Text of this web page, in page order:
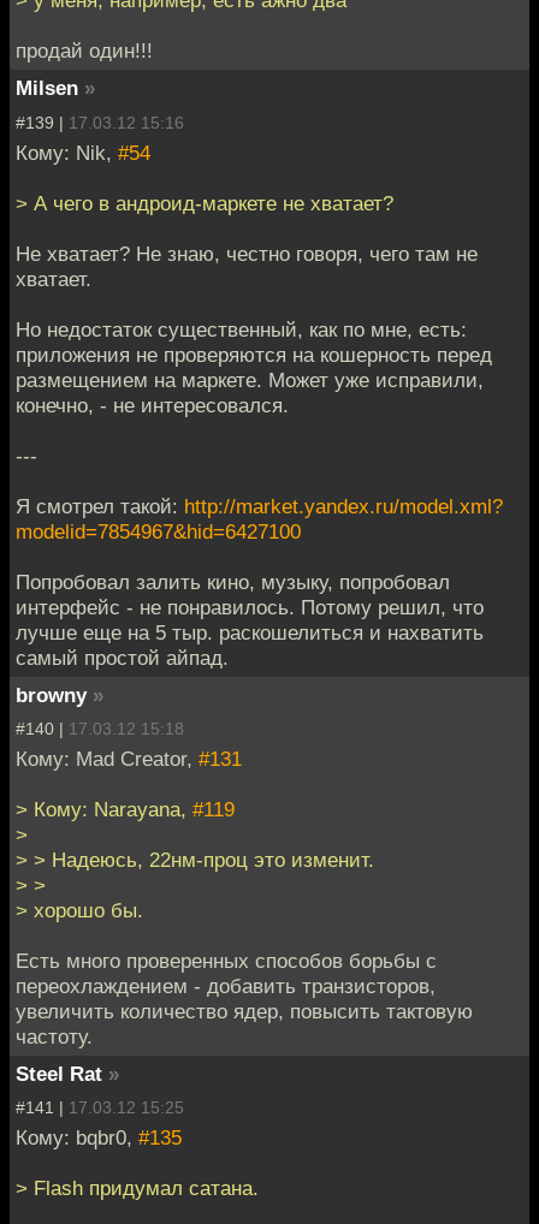
продай один!!!
Milsen »
#139 | 17.03.12 15:16
Кому: Nik, #54
> А чего в андроид-маркете не хватает?
Не хватает? Не знаю, честно говоря, чего там не
хватает.
Но недостаток существенный, как по мне, есть:
приложения не проверяются на кошерность перед
размещением на маркете. Может уже исправили,
конечно, - не интересовался.
---
Я смотрел такой: http://market.yandex.ru/model.xml?
modelid=7854967&hid=6427100
Попробовал залить кино, музыку, попробовал
интерфейс - не понравилось. Потому решил, что
лучше еще на 5 тыр. раскошелиться и нахватить
самый простой айпад.
browny »
#140 | 17.03.12 15:18
Кому: Mad Creator, #131
> Кому: Narayana, #119
>
> > Надеюсь, 22нм-проц это изменит.
> >
> хорошо бы.
Есть много проверенных способов борьбы с
переохлаждением - добавить транзисторов,
увеличить количество ядер, повысить тактовую
частоту.
Steel Rat »
#141 | 17.03.12 15:25
Кому: bqbr0, #135
> Flash придумал сатана.